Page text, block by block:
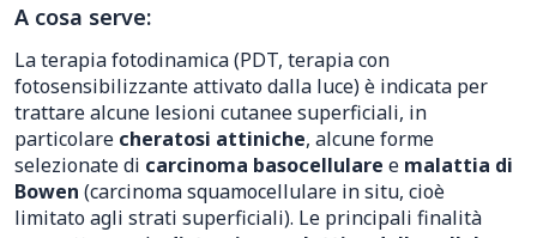
A cosa serve:
La terapia fotodinamica (PDT, terapia con
fotosensibilizzante attivato dalla luce) è indicata per
trattare alcune lesioni cutanee superficiali, in
particolare cheratosi attiniche, alcune forme
selezionate di carcinoma basocellulare e malattia di
Bowen (carcinoma squamocellulare in situ, cioè
limitato agli strati superficiali). Le principali finalità